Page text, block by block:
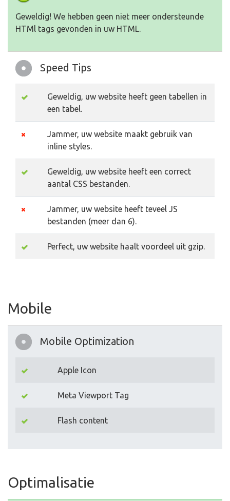
Geweldig! We hebben geen niet meer ondersteunde
HTMl tags gevonden in uw HTML.
Speed Tips
Geweldig, uw website heeft geen tabellen in
een tabel.
Jammer, uw website maakt gebruik van
inline styles.
Geweldig, uw website heeft een correct
aantal CSS bestanden.
Jammer, uw website heeft teveel JS
bestanden (meer dan 6).
Perfect, uw website haalt voordeel uit gzip.
Mobile
Mobile Optimization
Apple Icon
Meta Viewport Tag
Flash content
Optimalisatie